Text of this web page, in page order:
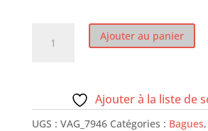
gris
Ajouter au panier
Ajouter à la liste de
UGS : VAG_7946 Catégories : Bagues,